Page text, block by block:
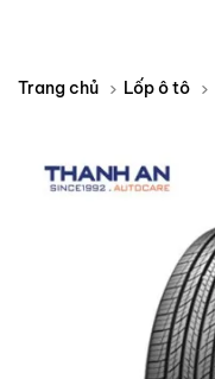
Trang chủ Lốp ô tô